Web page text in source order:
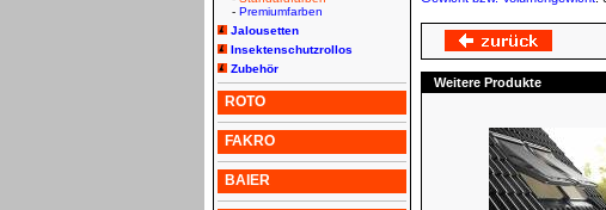
- Premiumfarben
Jalousetten
Insektenschutzrollos
Zubehör
ROTO
FAKRO
BAIER
Weitere Produkte